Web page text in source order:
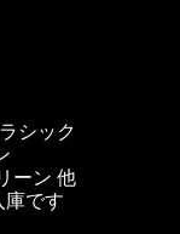
シック
ーン 他
庫です